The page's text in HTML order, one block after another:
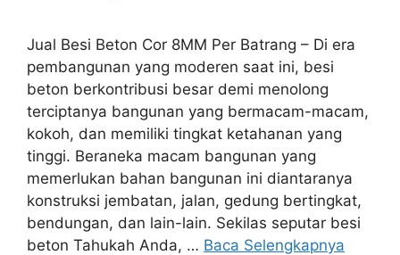
Jual Besi Beton Cor 8MM Per Batrang – Di era
pembangunan yang moderen saat ini, besi
beton berkontribusi besar demi menolong
terciptanya bangunan yang bermacam-macam,
kokoh, dan memiliki tingkat ketahanan yang
tinggi. Beraneka macam bangunan yang
memerlukan bahan bangunan ini diantaranya
konstruksi jembatan, jalan, gedung bertingkat,
bendungan, dan lain-lain. Sekilas seputar besi
beton Tahukah Anda, … Baca Selengkapnya